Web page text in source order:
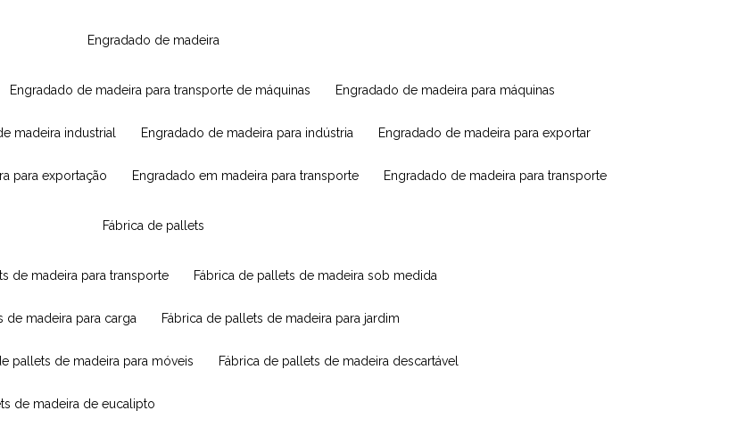
engradado de madeira
engradado de madeira para transporte de máquinas engradado de madeira para máquinas
madeira industrial engradado de madeira para indústria engradado de madeira para exportar
para exportação engradado em madeira para transporte engradado de madeira para transporte
fábrica de pallets
de madeira para transporte fábrica de pallets de madeira sob medida
de madeira para carga fábrica de pallets de madeira para jardim
pallets de madeira para móveis fábrica de pallets de madeira descartável
de madeira de eucalipto